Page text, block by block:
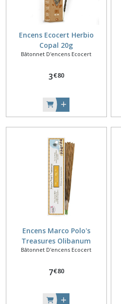
Encens Ecocert Herbio
Copal 20g
Bâtonnet D'encens Ecocert
3€80
Encens Marco Polo's
Treasures Olibanum
Mirgiurtino
Bâtonnet D'encens Ecocert
7€80